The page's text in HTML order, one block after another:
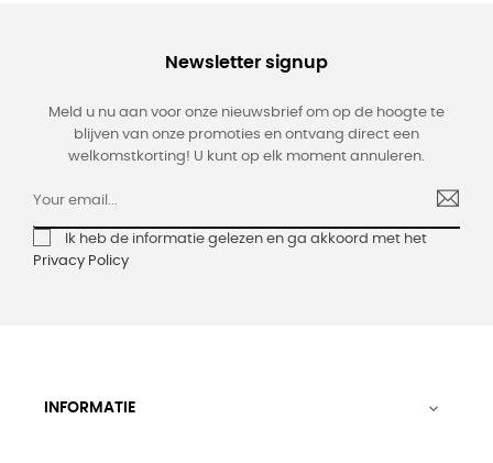
Newsletter signup
Meld u nu aan voor onze nieuwsbrief om op de hoogte te
blijven van onze promoties en ontvang direct een
welkomstkorting! U kunt op elk moment annuleren.
Ik heb de informatie gelezen en ga akkoord met het
Privacy Policy
INFORMATIE 